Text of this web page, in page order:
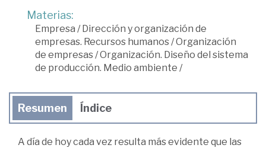
Materias:
Empresa /Dirección y organización de
empresas. Recursos humanos/Organización
de empresas/Organización. Diseño del sistema
de producción. Medio ambiente /
Resumen Índice
A día de hoy cada vez resulta más evidente que las